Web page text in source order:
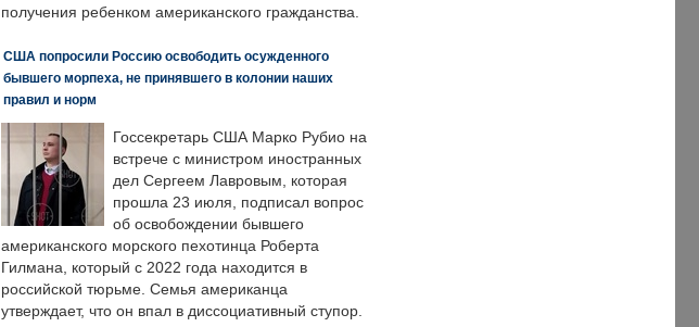
получения ребенком американского гражданства.
США попросили Россию освободить осужденного
бывшего морпеха, не принявшего в колонии наших
правил и норм
Госсекретарь США Марко Рубио на
встрече с министром иностранных
дел Сергеем Лавровым, которая
прошла 23 июля, подписал вопрос
об освобождении бывшего
американского морского пехотинца Роберта
Гилмана, который с 2022 года находится в
российской тюрьме. Семья американца
утверждает, что он впал в диссоциативный ступор.